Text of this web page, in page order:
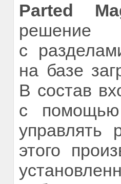
Parted
с
на базе
В состав
с
управлять
этого